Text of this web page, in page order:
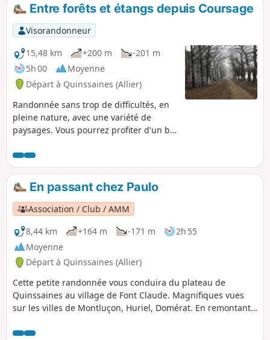
Entre forêts et étangs depuis Coursage
Visorandonneur
15,48 km
+200 m
-201 m
5h 00
Moyenne
Départ à Quinssaines (Allier)
Randonnée sans trop de difficultés, en
pleine nature, avec une variété de
paysages. Vous pourrez profiter d'un bol
de Coursage, faire de jolies photos
devant de nombreux étangs présents
sur le parcours ou encore vous recueillir
devant La Croix des Oyardoux.
En passant chez Paulo
Association / Club / AMM
8,44 km
+164 m -171 m
2h 55
Moyenne
Départ à Quinssaines (Allier)
Cette petite randonnée vous conduira du plateau de
Quinssaines au village de Font Claude. Magnifiques vues
sur les villes de Montluçon, Huriel, Domérat. En remontant
vignobles en exploitation de la région.